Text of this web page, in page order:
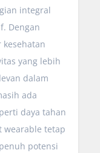
integral
Dengan
yang lebih
dalam
ada
daya tahan
wearable tetap
potensi